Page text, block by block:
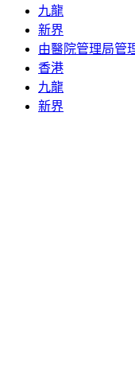
九龍
新界
由醫院管理局管
香港
九龍
新界